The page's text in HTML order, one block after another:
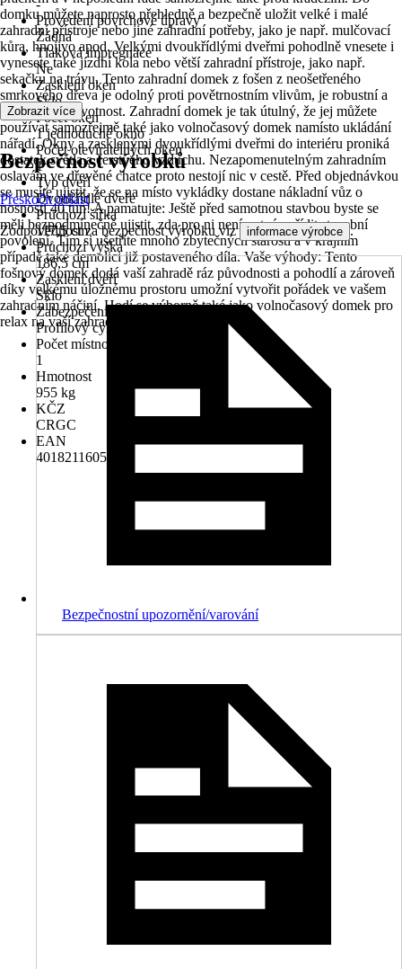
-
Provedení povrchové úpravy
Žádná
Tlaková impregnace
Ne
Zasklení oken
Sklo
Počet oken
1 jednoduché okno
Počet otevíratelných oken
1
Typ dveří
Dvoukřídlé dveře
Průchozí šířka
117,5 cm
Průchozí výška
186,5 cm
Zasklení dveří
Sklo
Zabezpečení
Profilový cylindrický zámek
Počet místností
1
Hmotnost
955 kg
KČZ
CRGC
EAN
4018211605323
domku můžete naprosto přehledně a bezpečně uložit velké i malé
zahradní přístroje nebo jiné zahradní potřeby, jako je např. mulčovací
kůra, hnojivo apod. Velkými dvoukřídlými dveřmi pohodlně vnesete i
vynesete také jízdní kola nebo větší zahradní přístroje, jako např.
sekačku na trávu. Tento zahradní domek z fošen z neošetřeného
smrkového dřeva je odolný proti povětrnostním vlivům, je robustní a
má dlouhou životnost. Zahradní domek je tak útulný, že jej můžete
používat samozřejmě také jako volnočasový domek namísto ukládání
nářadí. Okny a zasklenými dvoukřídlými dveřmi do interiéru proniká
dostatek světla a čerstvého vzduchu. Nezapomenutelným zahradním
oslavám ve dřevěné chatce proto nestojí nic v cestě. Před objednávkou
se musíte ujistit, že se na místo vykládky dostane nákladní vůz o
nosnosti 40 tun! A pamatujte: Ještě před samotnou stavbou byste se
měli bezpodmínečně ujistit, zda pro ni není nutné vyřídit stavební
povolení. Tím si ušetříte mnoho zbytečných starostí a v krajním
případě také demolici již postaveného díla. Vaše výhody: Tento
fošnový domek dodá vaší zahradě ráz původnosti a pohodlí a zároveň
díky velkému úložnému prostoru umožní vytvořit pořádek ve vašem
zahradním náčiní. Hodí se výborně také jako volnočasový domek pro
relax na vaší zahradě.
Zobrazit více
Bezpečnost výrobků
Přeskočit oblast
Zodpovědnost za bezpečnost výrobku viz informace výrobce .
Bezpečnostní upozornění/varování